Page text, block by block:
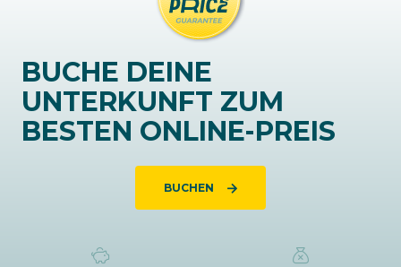
BUCHE DEINE
UNTERKUNFT ZUM
BESTEN ONLINE-PREIS
BUCHEN